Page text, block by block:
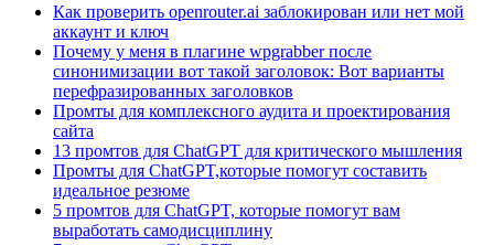
Как проверить openrouter.ai заблокирован или нет мой
аккаунт и ключ
Почему у меня в плагине wpgrabber после
синонимизации вот такой заголовок: Вот варианты
перефразированных заголовков
Промты для комплексного аудита и проектирования
сайта
13 промтов для ChatGPT для критического мышления
Промты для ChatGPT,которые помогут составить
идеальное резюме
5 промтов для ChatGPT, которые помогут вам
выработать самодисциплину